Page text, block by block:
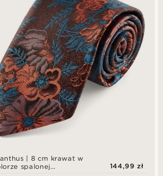
| 8 cm krawat w
spalonej
144,99 zł